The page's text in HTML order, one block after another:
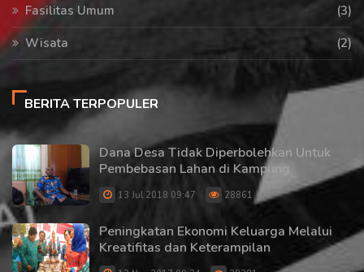
Fasilitas Umum
(3)
Wisata
(2)
BERITA TERPOPULER
Dana Desa Tidak Diperbolehkan Untuk
Pembebasan Lahan di Kampung
13 Jul 2018 09:47 28861
Peningkatan Ekonomi Keluarga Melalui
Kreatifitas dan Keterampilan